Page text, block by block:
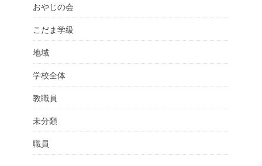
おやじの会
こだま学級
地域
学校全体
教職員
未分類
職員